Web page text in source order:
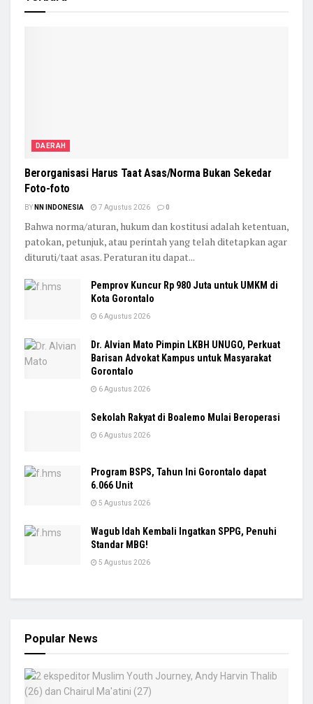
DAERAH
Berorganisasi Harus Taat Asas/Norma Bukan Sekedar
Foto-foto
BY NN INDONESIA 7 Agustus 2026 0
Bahwa norma/aturan, hukum dan kostitusi adalah ketentuan,
patokan, petunjuk, atau perintah yang telah ditetapkan agar
dituruti/taat asas. Peraturan itu dapat...
Pemprov Kuncur Rp 980 Juta untuk UMKM di
Kota Gorontalo
6 Agustus 2026
Dr. Alvian Mato Pimpin LKBH UNUGO, Perkuat
Barisan Advokat Kampus untuk Masyarakat
Gorontalo
6 Agustus 2026
Sekolah Rakyat di Boalemo Mulai Beroperasi
6 Agustus 2026
Program BSPS, Tahun Ini Gorontalo dapat
6.066 Unit
5 Agustus 2026
Wagub Idah Kembali Ingatkan SPPG, Penuhi
Standar MBG!
5 Agustus 2026
Popular News